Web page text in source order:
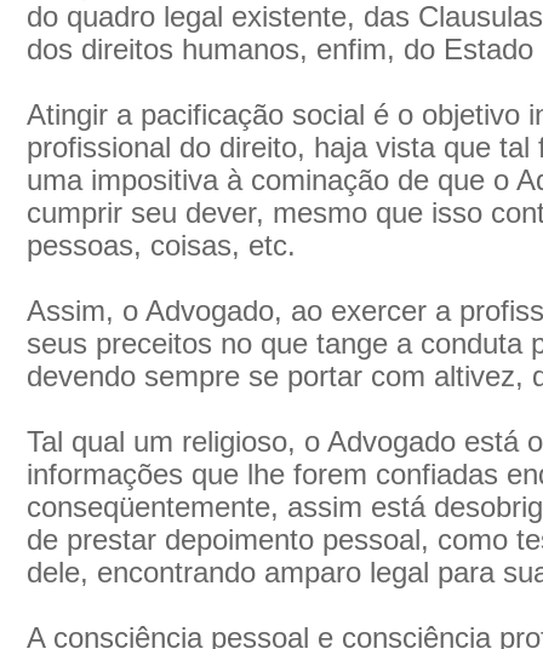
do quadro legal existente, das
dos direitos humanos, enfim, do
Atingir a pacificação social é o objetivo
profissional do direito, haja vista que
uma impositiva à cominação de que o
cumprir seu dever, mesmo que isso
pessoas, coisas, etc.
Assim, o Advogado, ao exercer a
seus preceitos no que tange a conduta
devendo sempre se portar com altivez,
Tal qual um religioso, o Advogado está
informações que lhe forem confiadas
conseqüentemente, assim está
de prestar depoimento pessoal, como
dele, encontrando amparo legal para
A consciência pessoal e consciência